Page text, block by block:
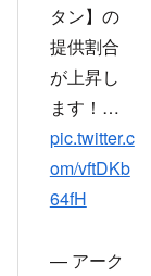
タン】の
提供割合
が上昇し
ます！…
pic.twitter.c
om/vftDKb
64fH
— アーク